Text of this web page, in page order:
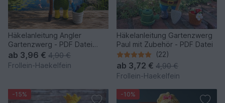
Häkelanleitung Angler
Gartenzwerg - PDF Datei
deutsch
ab 3,96 € 4,90 €
Frollein-Haekelfein
Häkelanleitung Gartenzwerg
Paul mit Zubehör - PDF Datei
(22)
ab 3,72 € 4,90 €
Frollein-Haekelfein
-15% -10%